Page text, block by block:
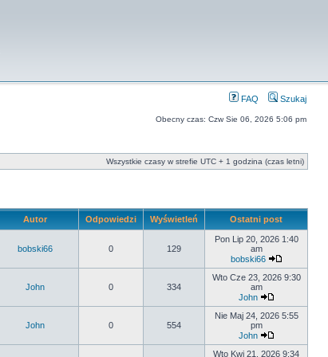
FAQ Szukaj
Obecny czas: Czw Sie 06, 2026 5:06 pm
Wszystkie czasy w strefie UTC + 1 godzina (czas letni)
Autor Odpowiedzi Wyświetleń Ostatni post
bobski66 0 129
Pon Lip 20, 2026 1:40
am
bobski66
John 0 334
Wto Cze 23, 2026 9:30
am
John
John 0 554
Nie Maj 24, 2026 5:55
pm
John
Wto Kwi 21, 2026 9:34